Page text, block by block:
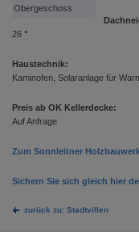
Obergeschoss
26 °
Haustechnik:
Kaminofen, Solaranlage für
Preis ab OK Kellerdecke:
Auf Anfrage
Zum Sonnleitner
Sichern Sie sich gleich hier
zurück zu: Stadtvillen